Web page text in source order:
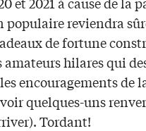
populaire reviendra
de fortune
amateurs hilares qui
encouragements de
quelques-uns
Tordant!